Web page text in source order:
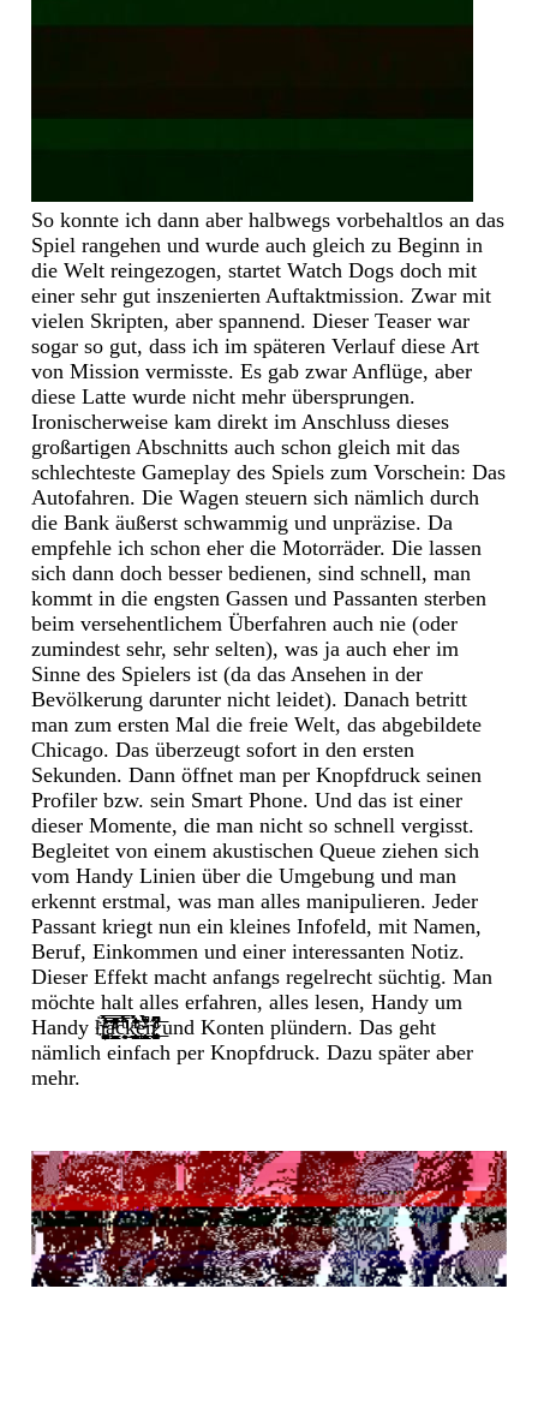
So konnte ich dann aber halbwegs vorbehaltlos an das
Spiel rangehen und wurde auch gleich zu Beginn in
die Welt reingezogen, startet Watch Dogs doch mit
einer sehr gut inszenierten Auftaktmission. Zwar mit
vielen Skripten, aber spannend. Dieser Teaser war
sogar so gut, dass ich im späteren Verlauf diese Art
von Mission vermisste. Es gab zwar Anflüge, aber
diese Latte wurde nicht mehr übersprungen.
Ironischerweise kam direkt im Anschluss dieses
großartigen Abschnitts auch schon gleich mit das
schlechteste Gameplay des Spiels zum Vorschein: Das
Autofahren. Die Wagen steuern sich nämlich durch
die Bank äußerst schwammig und unpräzise. Da
empfehle ich schon eher die Motorräder. Die lassen
sich dann doch besser bedienen, sind schnell, man
kommt in die engsten Gassen und Passanten sterben
beim versehentlichem Überfahren auch nie (oder
zumindest sehr, sehr selten), was ja auch eher im
Sinne des Spielers ist (da das Ansehen in der
Bevölkerung darunter nicht leidet). Danach betritt
man zum ersten Mal die freie Welt, das abgebildete
Chicago. Das überzeugt sofort in den ersten
Sekunden. Dann öffnet man per Knopfdruck seinen
Profiler bzw. sein Smart Phone. Und das ist einer
dieser Momente, die man nicht so schnell vergisst.
Begleitet von einem akustischen Queue ziehen sich
vom Handy Linien über die Umgebung und man
erkennt erstmal, was man alles manipulieren. Jeder
Passant kriegt nun ein kleines Infofeld, mit Namen,
Beruf, Einkommen und einer interessanten Notiz.
Dieser Effekt macht anfangs regelrecht süchtig. Man
möchte halt alles erfahren, alles lesen, Handy um
Handy ḧ́̉͛͑͐͛ͯ̆ͨ̿̾͡҉͏̵͚̞̤̦͚̺͎̤͉̭a͌͑̿̅̎̄ͧ͗ͦͯ͐͏̛̻͎͍̺͎̳̫c̩͍̯̩͕͉̿̉̓̅̈́ͧ̎̈̉́͜k̹̪̲̤̹̤̱͕̮̖̗̩̝͙̼̭͉̥ͬ̔͗ͫ͂̉̃̐̑͑͑ͭ́̍ͭ̂̀͟ͅę̵̛̳̞̻͉̜̭̻̫̹̝̬̘̳̱͉͈̥̗͎̏ͥ̾̈̏̉̀̏̒̚n̷̡̧̩͖̠͓̩͚̤͚̟̮̥͆́ͬͩ͐ͦ̋̌̚͟͞und Konten plündern. Das geht
nämlich einfach per Knopfdruck. Dazu später aber
mehr.